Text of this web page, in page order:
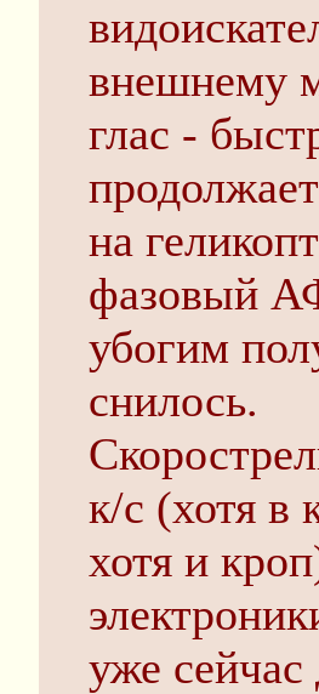
внешнему
глас -
на
фазовый
убогим
снилось.
к/с (хотя в
хотя и
уже